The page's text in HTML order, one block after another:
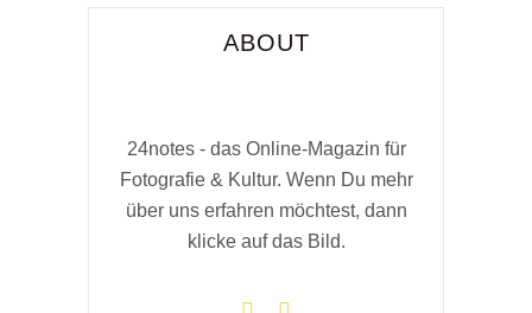
ABOUT
24notes - das Online-Magazin für
Fotografie & Kultur. Wenn Du mehr
über uns erfahren möchtest, dann
klicke auf das Bild.